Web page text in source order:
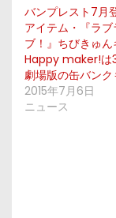
バンプレスト7月
アイテム・『ラブ
ブ！』ちびきゅん
Happy maker!は3
劇場版の缶バンク
2015年7月6日
ニュース